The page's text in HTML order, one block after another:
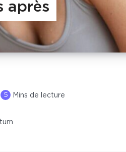
après
5 Mins de lecture